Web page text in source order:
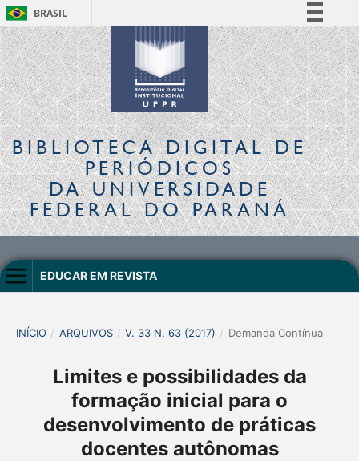
BRASIL
Simplifique!
Comunica BR
Participe
Acesso à informação
Legislação
Canais
BIBLIOTECA DIGITALDE
PERIÓDICOS
DA UNIVERSIDADE
FEDERAL DO PARANÁ
EDUCAR EM REVISTA
INÍCIO / ARQUIVOS / V. 33 N. 63 (2017) / Demanda Contínua
Limites e possibilidades da
formação inicial para o
desenvolvimento de práticas
docentes autônomas